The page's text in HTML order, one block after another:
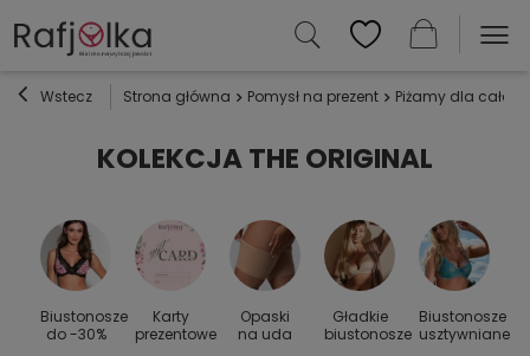
Wstecz Strona główna Pomysł na prezent Piżamy dla całej
KOLEKCJA THE ORIGINAL
Biustonosze
do -30%
Karty
prezentowe
Opaski
na uda
Gładkie
biustonosze
Biustonosze
usztywniane